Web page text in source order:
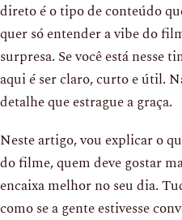
direto é o tipo de conteúdo
quer só entender a vibe do
surpresa. Se você está nesse
aqui é ser claro, curto e útil.
detalhe que estrague a graça.
Neste artigo, vou explicar o
do filme, quem deve gostar
encaixa melhor no seu dia.
como se a gente estivesse